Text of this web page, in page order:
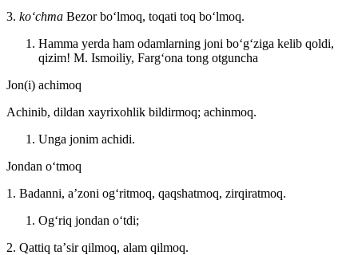
3. koʻchma Bezor boʻlmoq, toqati toq boʻlmoq.
Hamma yerda ham odamlarning joni boʻgʻziga kelib qoldi,
qizim! M. Ismoiliy, Fargʻona tong otguncha
Jon(i) achimoq
Achinib, dildan xayrixohlik bildirmoq; achinmoq.
Unga jonim achidi.
Jondan oʻtmoq
1. Badanni, aʼzoni ogʻritmoq, qaqshatmoq, zirqiratmoq.
Ogʻriq jondan oʻtdi;
2. Qattiq taʼsir qilmoq, alam qilmoq.